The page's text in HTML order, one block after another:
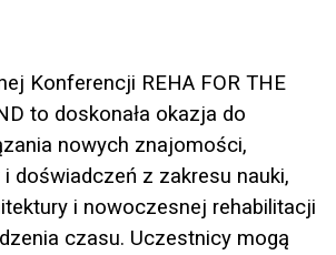
Konferencji REHA FOR THE
to doskonała okazja do
nowych znajomości,
doświadczeń z zakresu nauki,
i nowoczesnej rehabilitacji
czasu. Uczestnicy mogą